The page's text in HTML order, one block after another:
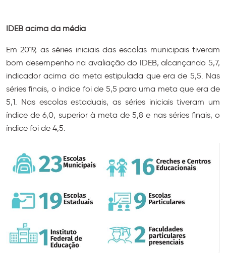
IDEB acima da média
Em 2019, as séries iniciais das escolas municipais tiveram
bom desempenho na avaliação do IDEB, alcançando 5,7,
indicador acima da meta estipulada que era de 5,5. Nas
séries finais, o índice foi de 5,5 para uma meta que era de
5,1. Nas escolas estaduais, as séries iniciais tiveram um
índice de 6,0, superior à meta de 5,8 e nas séries finais, o
índice foi de 4,5.